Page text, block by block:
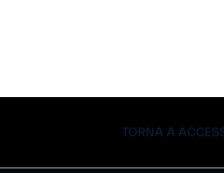
TORNA A